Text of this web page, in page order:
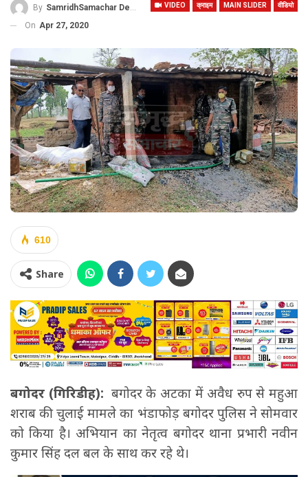
VIDEO क्राइम MAIN SLIDER वीडियो
By SamridhSamachar Desk
On Apr 27, 2020
610
Share
बगोदर (गिरिडीह): बगोदर के अटका में अवैध रुप से महुआ
शराब की चुलाई मामले का भंडाफोड़ बगोदर पुलिस ने सोमवार
को किया है। अभियान का नेतृत्व बगोदर थाना प्रभारी नवीन
कुमार सिंह दल बल के साथ कर रहे थे।